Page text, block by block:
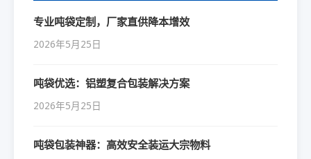
专业吨袋定制，厂家直供降本增效
2026年5月25日
吨袋优选：铝塑复合包装解决方案
2026年5月25日
吨袋包装神器：高效安全装运大宗物料